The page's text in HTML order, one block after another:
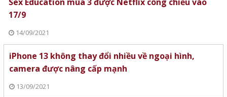
17/9
14/09/2021
iPhone 13 không thay đổi nhiều về ngoại hình,
camera được nâng cấp mạnh
13/09/2021